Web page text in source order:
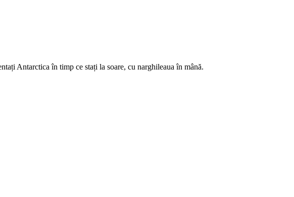
Antarctica în timp ce stați la soare, cu narghileaua în mână.